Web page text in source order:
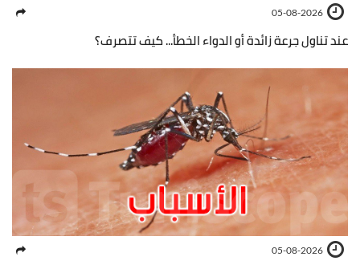
05-08-2026
عند تناول جرعة زائدة أو الدواء الخطأ... كيف تتصرف؟
05-08-2026